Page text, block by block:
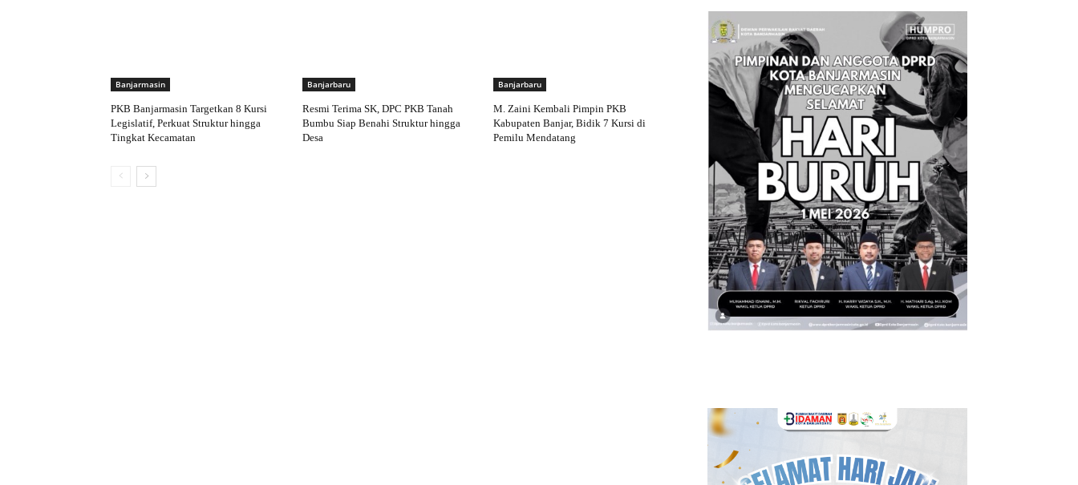
Banjarmasin
PKB Banjarmasin Targetkan 8 Kursi
Legislatif, Perkuat Struktur hingga
Tingkat Kecamatan
Banjarbaru
Resmi Terima SK, DPC PKB Tanah
Bumbu Siap Benahi Struktur hingga
Desa
Banjarbaru
M. Zaini Kembali Pimpin PKB
Kabupaten Banjar, Bidik 7 Kursi di
Pemilu Mendatang